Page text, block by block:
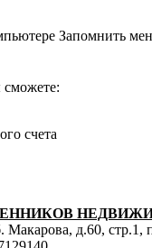
Запомнить
сможете:
счета
Макарова, д.60, стр.1,